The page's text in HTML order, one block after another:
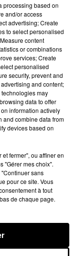
une docu-série sur
»
une pause après
dans son
processing based on
and/or access
advertising; Create
to select personalised
content
or combinations
services; Create
personalised
security, prevent and
and content;
may
data to offer
information actively
and combine data from
devices based on
fermer", ou affiner en
"Gérer mes choix".
sans
pour ce site. Vous
à tout
de chaque page.